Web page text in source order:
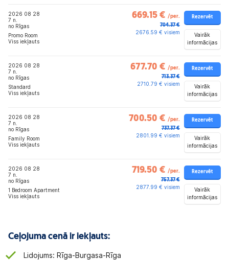
2026 08 28
7 n.
no Rīgas
Promo Room
Viss iekļauts
669.15 € /per.
704.37 €
2676.59 € visiem
Rezervēt
Vairāk
informācijas
2026 08 28
7 n.
no Rīgas
Standard
Viss iekļauts
677.70 € /per.
713.37 €
2710.79 € visiem
Rezervēt
Vairāk
informācijas
2026 08 28
7 n.
no Rīgas
Family Room
Viss iekļauts
700.50 € /per.
737.37 €
2801.99 € visiem
Rezervēt
Vairāk
informācijas
2026 08 28
7 n.
no Rīgas
1 Bedroom Apartment
Viss iekļauts
719.50 € /per.
757.37 €
2877.99 € visiem
Rezervēt
Vairāk
informācijas
Ceļojuma cenā ir iekļauts:
Lidojums: Rīga-Burgasa-Rīga